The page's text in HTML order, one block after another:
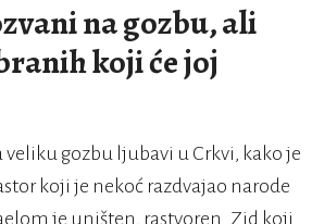
na gozbu, ali
koji će joj
veliku gozbu ljubavi u Crkvi, kako je
koji je nekoć razdvajao narode
je uništen, rastvoren. Zid koji